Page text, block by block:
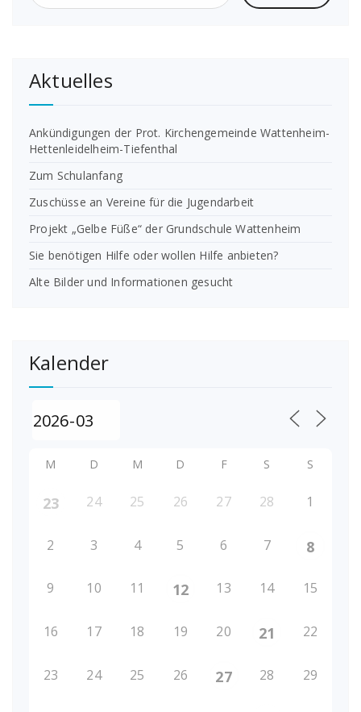
Aktuelles
Ankündigungen der Prot. Kirchengemeinde Wattenheim-
Hettenleidelheim-Tiefenthal
Zum Schulanfang
Zuschüsse an Vereine für die Jugendarbeit
Projekt „Gelbe Füße“ der Grundschule Wattenheim
Sie benötigen Hilfe oder wollen Hilfe anbieten?
Alte Bilder und Informationen gesucht
Kalender
M D M D F S S
23 24 25 26 27 28 1
2 3 4 5 6 7 8
9 10 11 12 13 14 15
16 17 18 19 20 21 22
23 24 25 26 27 28 29